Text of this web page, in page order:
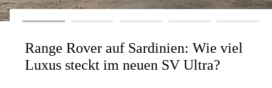
Range Rover auf Sardinien: Wie viel
Luxus steckt im neuen SV Ultra?